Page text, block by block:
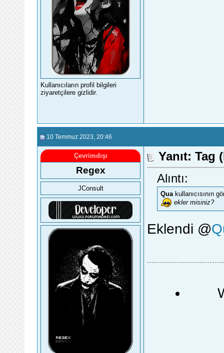
Kullanıcıların profil bilgileri
ziyaretçilere gizlidir.
10 Temmuz 2023 , 20:46
Çevrimdışı
Regex
JConsult
Yanıt: Tag
Alıntı:
Qua kullanıcısının
ekler misiniz?
Eklendi @